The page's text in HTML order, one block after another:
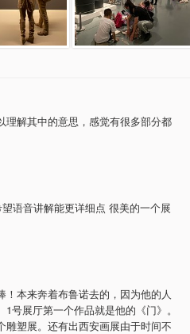
理解其中的意思，感觉有很多部分都
语音讲解能更详细点 很美的一个展
本来奔着布鲁诺去的，因为他的人
号展厅第一个作品就是他的《门》。
雕塑展。还有出西安画展由于时间不